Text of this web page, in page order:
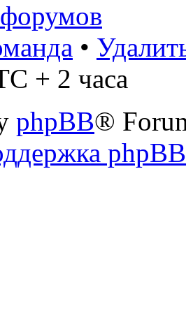
•
+ 2 часа
phpBB®
phpBB